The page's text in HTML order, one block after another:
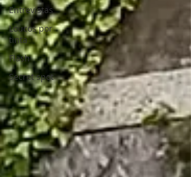
Entrevistas
Loucos por
tinta
Flash
Secret spot